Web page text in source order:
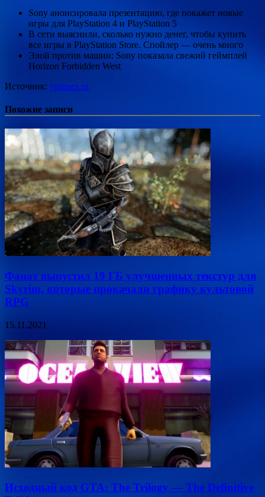
Sony анонсировала презентацию, где покажет новые
игры для PlayStation 4 и PlayStation 5
В сети выяснили, сколько нужно денег, чтобы купить
все игры в PlayStation Store. Спойлер — очень много
Элой против машин: Sony показала свежий геймплей
Horizon Forbidden West
Источник: vgtimes.ru
Похожие записи
Фанат выпустил 19 ГБ улучшенных текстур для
Skyrim, которые прокачали графику культовой
RPG
15.11.2021
Исходный код GTA: The Trilogy — The Definitive